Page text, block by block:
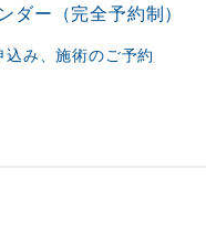
ダー（完全予約制）
み、施術のご予約